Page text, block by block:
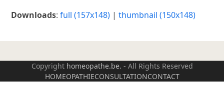
Downloads:full (157x148) |thumbnail (150x148)
Copyright homeopathe.be. - All Rights Reserved
HOMEOPATHIECONSULTATIONCONTACT